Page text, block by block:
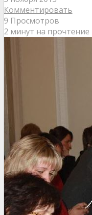
Комментировать
9 Просмотров
2 минут на прочтение